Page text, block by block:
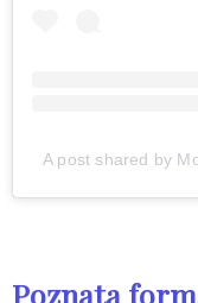
A post shared by
Poznata